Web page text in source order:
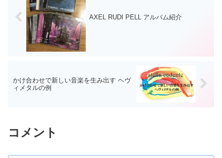
AXEL RUDI PELL アルバム紹介
かけ合わせで新しい音楽を生み出す ヘヴ
ィメタルの例
コメント